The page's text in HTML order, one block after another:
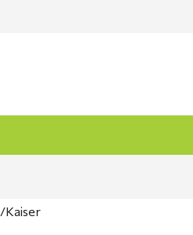
Kaiser